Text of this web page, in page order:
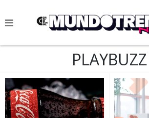
NOTICIAS
CIENCIA Y TECNOLOGÍA
VIDA
PLAYBUZZ